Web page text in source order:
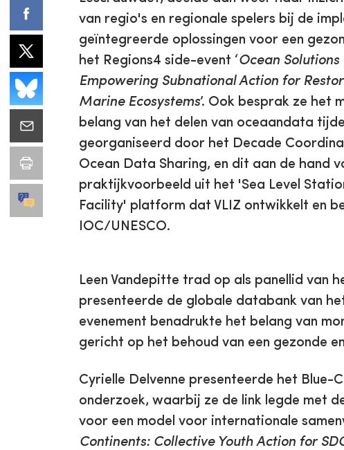
van regio's en regionale spelers bij de
geïntegreerde oplossingen voor een
het Regions4 side-event ‘Ocean Solutions
Empowering Subnational Action for
Marine Ecosystems’. Ook besprak ze het
belang van het delen van oceaandata
georganiseerd door het Decade
Ocean Data Sharing, en dit aan de hand
praktijkvoorbeeld uit het 'Sea Level
Facility' platform dat VLIZ ontwikkelt en
IOC/UNESCO.
Leen Vandepitte trad op als panellid van
presenteerde de globale databank van
evenement benadrukte het belang van
gericht op het behoud van een gezonde
Cyrielle Delvenne presenteerde het
onderzoek, waarbij ze de link legde met
voor een model voor internationale
Continents: Collective Youth Action for